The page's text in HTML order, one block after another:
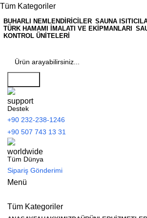
Tüm Kategoriler
BUHARLI NEMLENDIRICILER SAUNA
TÜRK HAMAMI İMALATI VE EKIPMANLARI
KONTROL ÜNITELERI
Destek
+90 232-238-1246
+90 507 743 13 31
Tüm Dünya
Sipariş Gönderimi
Menü
Tüm Kategoriler